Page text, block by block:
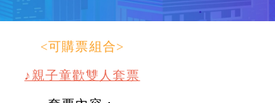
<可購票組合>
♪親子童歡雙人套票